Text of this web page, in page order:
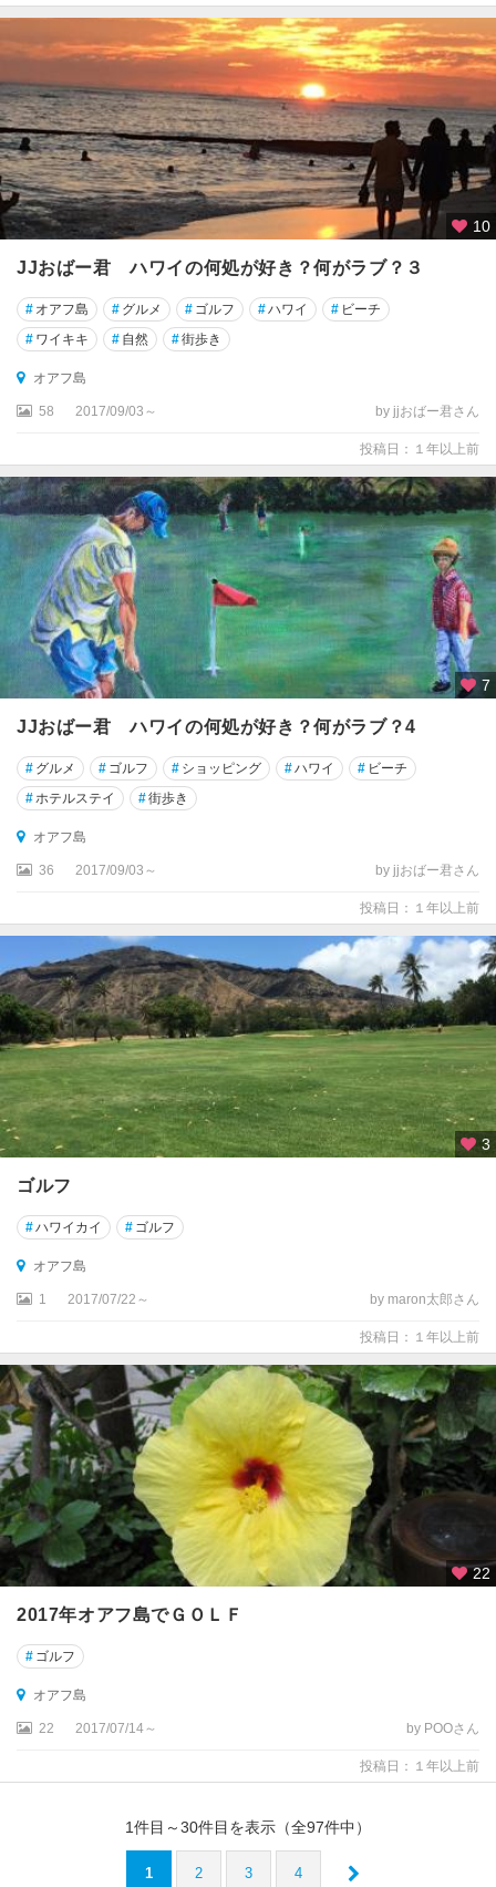
10
JJおばー君 ハワイの何処が好き？何がラブ？３
# オアフ島 # グルメ # ゴルフ #ハワイ # ビーチ
# ワイキキ # 自然 #街歩き
オアフ島
58 2017/09/03～ by jjおばー君さん
投稿日：１年以上前
7
JJおばー君 ハワイの何処が好き？何がラブ？4
# グルメ # ゴルフ # ショッピング #ハワイ # ビーチ
#ホテルステイ #街歩き
オアフ島
36 2017/09/03～ by jjおばー君さん
投稿日：１年以上前
3
ゴルフ
#ハワイカイ # ゴルフ
オアフ島
1 2017/07/22～ by maron太郎さん
投稿日：１年以上前
22
2017年オアフ島でＧＯＬＦ
# ゴルフ
オアフ島
22 2017/07/14～ by POOさん
投稿日：１年以上前
1件目～30件目を表示（全97件中）
1 2 3 4